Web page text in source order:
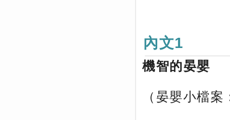
內文1
機智的晏嬰
（晏嬰小檔